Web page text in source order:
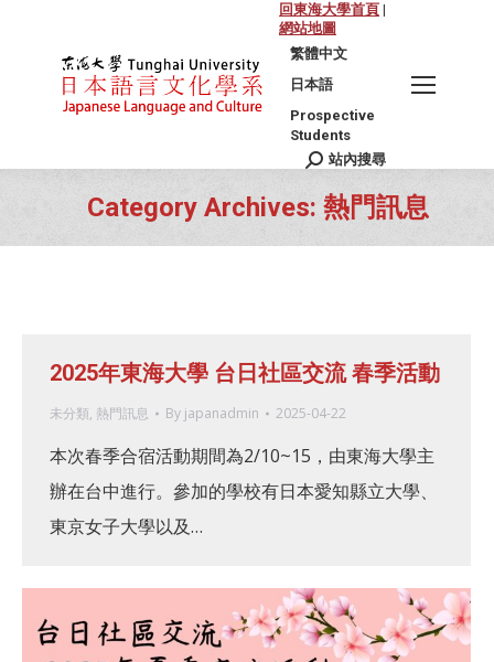
回東海大學首頁 |
網站地圖
繁體中文
日本語
Prospective
Students
Search:
站內搜尋
Category Archives: 熱門訊息
You are here:
2025年東海大學 台日社區交流 春季活動
未分類, 熱門訊息 By japanadmin 2025-04-22
本次春季合宿活動期間為2/10~15，由東海大學主
辦在台中進行。參加的學校有日本愛知縣立大學、
東京女子大學以及…